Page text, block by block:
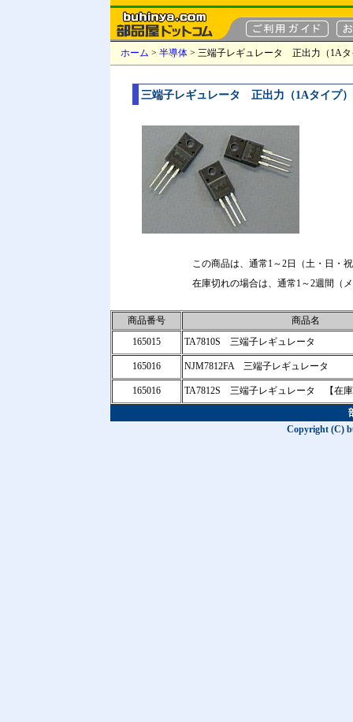
ホーム > 半導体 > 三端子レギュレータ 正出力（1Aタ
三端子レギュレータ 正出力（1Aタイプ）
この商品は、通常1～2日（土・日・
在庫切れの場合は、通常1～2週間（
商品番号
商品名
165015
TA7810S 三端子レギュレータ
165016 NJM7812FA 三端子レギュレータ
165016
TA7812S 三端子レギュレータ 【在
Copyright (C)